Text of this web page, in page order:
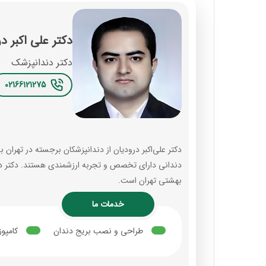
دکتر علی اکبر
دکتر دندانپزشک
02166121275
دکتر علی‌اکبر درودیان از دندانپزشکان برجسته در
دندانی دارای تخصص و تجربه ارزشمندی هستند. دکتر
بهشتی تهران است.
خدمات ما
طراحی و نصب بریج دندان